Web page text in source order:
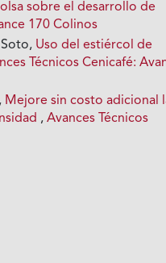
sobre el desarrollo de
170 Colinos
Uso del estiércol de
Técnicos Cenicafé:
Mejore sin costo adicional
,Avances Técnicos